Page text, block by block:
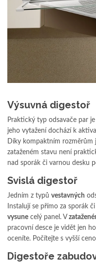
Výsuvná digestoř
Praktický typ odsavače par
jeho vytažení dochází k
Díky kompaktním rozměrům
zataženém stavu není
nad sporák či varnou desku
Svislá digestoř
Jedním z typů vestavných
Instalují se přímo za sporák
vysune celý panel. V
pracovní desce je vidět jen
oceníte. Počítejte s vyšší
Digestoře